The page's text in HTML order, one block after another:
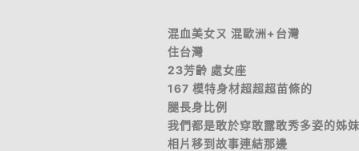
混血美女ㄡ 混歐洲+台灣
住台灣
23芳齡 處女座
167 模特身材超超超苗條的
腿長身比例
我們都是敢於穿敢露敢秀多姿的姊妹
相片移到故事連結那邊